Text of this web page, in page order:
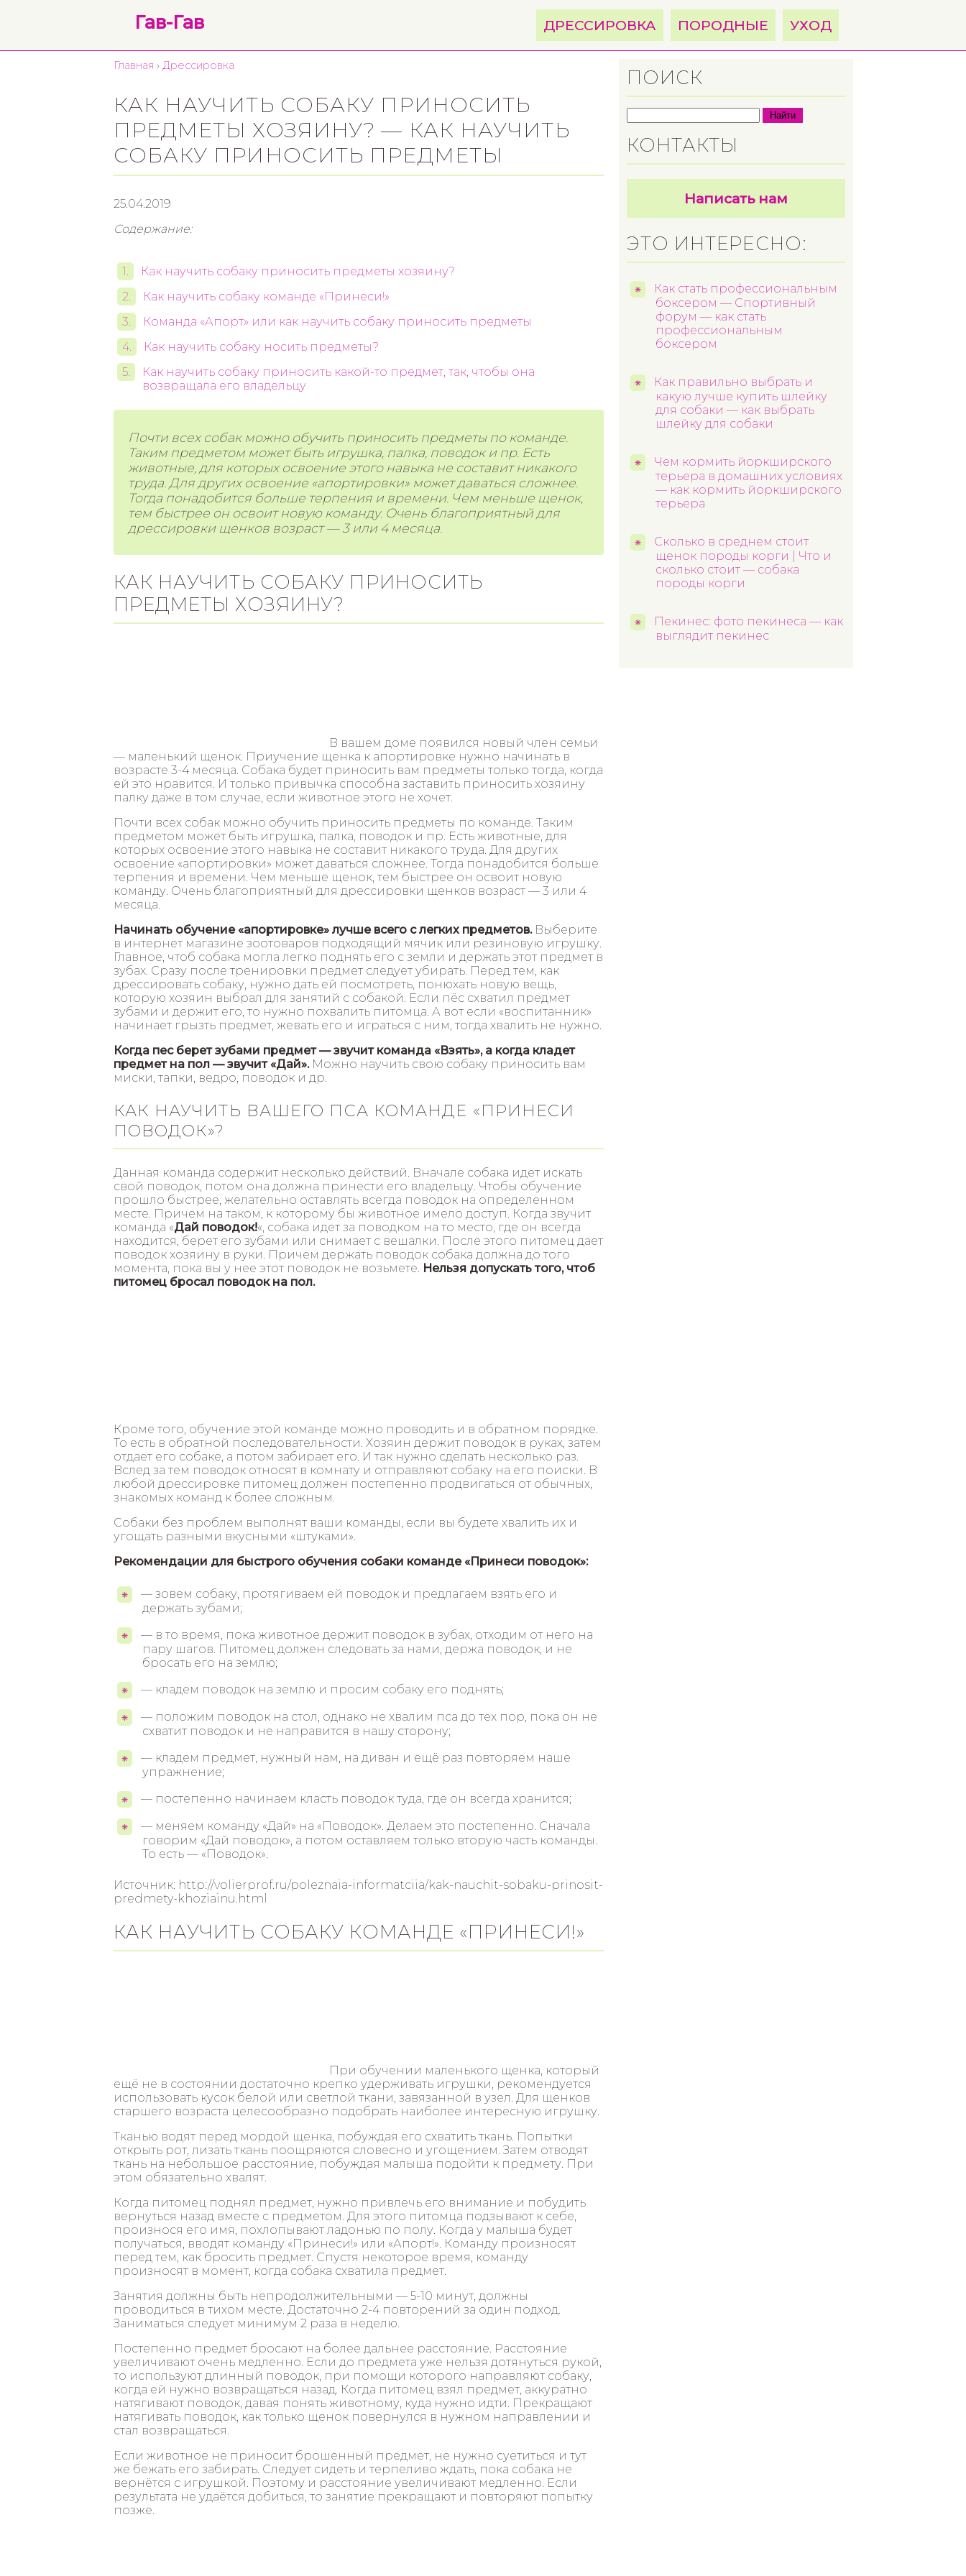
Гав-Гав ДРЕССИРОВКА ПОРОДНЫЕ УХОД
Главная › Дрессировка
КАК НАУЧИТЬ СОБАКУ ПРИНОСИТЬ
ПРЕДМЕТЫ ХОЗЯИНУ? — КАК НАУЧИТЬ
СОБАКУ ПРИНОСИТЬ ПРЕДМЕТЫ
25.04.2019
Содержание:
Как научить собаку приносить предметы хозяину?
Как научить собаку команде «Принеси!»
Команда «Апорт» или как научить собаку приносить предметы
Как научить собаку носить предметы?
Как научить собаку приносить какой-то предмет, так, чтобы она
возвращала его владельцу
Почти всех собак можно обучить приносить предметы по команде.
Таким предметом может быть игрушка, палка, поводок и пр. Есть
животные, для которых освоение этого навыка не составит никакого
труда. Для других освоение «апортировки» может даваться сложнее.
Тогда понадобится больше терпения и времени. Чем меньше щенок,
тем быстрее он освоит новую команду. Очень благоприятный для
дрессировки щенков возраст — 3 или 4 месяца.
КАК НАУЧИТЬ СОБАКУ ПРИНОСИТЬ
ПРЕДМЕТЫ ХОЗЯИНУ?
В вашем доме появился новый член семьи
— маленький щенок. Приучение щенка к апортировке нужно начинать в
возрасте 3-4 месяца. Собака будет приносить вам предметы только тогда, когда
ей это нравится. И только привычка способна заставить приносить хозяину
палку даже в том случае, если животное этого не хочет.
Почти всех собак можно обучить приносить предметы по команде. Таким
предметом может быть игрушка, палка, поводок и пр. Есть животные, для
которых освоение этого навыка не составит никакого труда. Для других
освоение «апортировки» может даваться сложнее. Тогда понадобится больше
терпения и времени. Чем меньше щенок, тем быстрее он освоит новую
команду. Очень благоприятный для дрессировки щенков возраст — 3 или 4
месяца.
Начинать обучение «апортировке» лучше всего с легких предметов.Выберите
в интернет магазине зоотоваров подходящий мячик или резиновую игрушку.
Главное, чтоб собака могла легко поднять его с земли и держать этот предмет в
зубах. Сразу после тренировки предмет следует убирать. Перед тем, как
дрессировать собаку, нужно дать ей посмотреть, понюхать новую вещь,
которую хозяин выбрал для занятий с собакой. Если пёс схватил предмет
зубами и держит его, то нужно похвалить питомца. А вот если «воспитанник»
начинает грызть предмет, жевать его и играться с ним, тогда хвалить не нужно.
Когда пес берет зубами предмет — звучит команда «Взять», а когда кладет
предмет на пол — звучит «Дай».Можно научить свою собаку приносить вам
миски, тапки, ведро, поводок и др.
КАК НАУЧИТЬ ВАШЕГО ПСА КОМАНДЕ «ПРИНЕСИ
ПОВОДОК»?
Данная команда содержит несколько действий. Вначале собака идет искать
свой поводок, потом она должна принести его владельцу. Чтобы обучение
прошло быстрее, желательно оставлять всегда поводок на определенном
месте. Причем на таком, к которому бы животное имело доступ. Когда звучит
команда «Дай поводок!«, собака идет за поводком на то место, где он всегда
находится, берет его зубами или снимает с вешалки. После этого питомец дает
поводок хозяину в руки. Причем держать поводок собака должна до того
момента, пока вы у нее этот поводок не возьмете. Нельзя допускать того, чтоб
питомец бросал поводок на пол.
Кроме того, обучение этой команде можно проводить и в обратном порядке.
То есть в обратной последовательности. Хозяин держит поводок в руках, затем
отдает его собаке, а потом забирает его. И так нужно сделать несколько раз.
Вслед за тем поводок относят в комнату и отправляют собаку на его поиски. В
любой дрессировке питомец должен постепенно продвигаться от обычных,
знакомых команд к более сложным.
Собаки без проблем выполнят ваши команды, если вы будете хвалить их и
угощать разными вкусными «штуками».
Рекомендации для быстрого обучения собаки команде «Принеси поводок»:
— зовем собаку, протягиваем ей поводок и предлагаем взять его и
держать зубами;
— в то время, пока животное держит поводок в зубах, отходим от него на
пару шагов. Питомец должен следовать за нами, держа поводок, и не
бросать его на землю;
— кладем поводок на землю и просим собаку его поднять;
— положим поводок на стол, однако не хвалим пса до тех пор, пока он не
схватит поводок и не направится в нашу сторону;
— кладем предмет, нужный нам, на диван и ещё раз повторяем наше
упражнение;
— постепенно начинаем класть поводок туда, где он всегда хранится;
— меняем команду «Дай» на «Поводок». Делаем это постепенно. Сначала
говорим «Дай поводок», а потом оставляем только вторую часть команды.
То есть — «Поводок».
Источник: http://volierprof.ru/poleznaia-informatciia/kak-nauchit-sobaku-prinosit-
predmety-khoziainu.html
КАК НАУЧИТЬ СОБАКУ КОМАНДЕ «ПРИНЕСИ!»
При обучении маленького щенка, который
ещё не в состоянии достаточно крепко удерживать игрушки, рекомендуется
использовать кусок белой или светлой ткани, завязанной в узел. Для щенков
старшего возраста целесообразно подобрать наиболее интересную игрушку.
Тканью водят перед мордой щенка, побуждая его схватить ткань. Попытки
открыть рот, лизать ткань поощряются словесно и угощением. Затем отводят
ткань на небольшое расстояние, побуждая малыша подойти к предмету. При
этом обязательно хвалят.
Когда питомец поднял предмет, нужно привлечь его внимание и побудить
вернуться назад вместе с предметом. Для этого питомца подзывают к себе,
произнося его имя, похлопывают ладонью по полу. Когда у малыша будет
получаться, вводят команду «Принеси!» или «Апорт!». Команду произносят
перед тем, как бросить предмет. Спустя некоторое время, команду
произносят в момент, когда собака схватила предмет.
Занятия должны быть непродолжительными — 5-10 минут, должны
проводиться в тихом месте. Достаточно 2-4 повторений за один подход.
Заниматься следует минимум 2 раза в неделю.
Постепенно предмет бросают на более дальнее расстояние. Расстояние
увеличивают очень медленно. Если до предмета уже нельзя дотянуться рукой,
то используют длинный поводок, при помощи которого направляют собаку,
когда ей нужно возвращаться назад. Когда питомец взял предмет, аккуратно
натягивают поводок, давая понять животному, куда нужно идти. Прекращают
натягивать поводок, как только щенок повернулся в нужном направлении и
стал возвращаться.
Если животное не приносит брошенный предмет, не нужно суетиться и тут
же бежать его забирать. Следует сидеть и терпеливо ждать, пока собака не
вернётся с игрушкой. Поэтому и расстояние увеличивают медленно. Если
результата не удаётся добиться, то занятие прекращают и повторяют попытку
позже.
ПОИСК
Найти
КОНТАКТЫ
Написать нам
ЭТО ИНТЕРЕСНО:
Как стать профессиональным
боксером — Спортивный
форум — как стать
профессиональным
боксером
Как правильно выбрать и
какую лучше купить шлейку
для собаки — как выбрать
шлейку для собаки
Чем кормить йоркширского
терьера в домашних условиях
— как кормить йоркширского
терьера
Сколько в среднем стоит
щенок породы корги | Что и
сколько стоит — собака
породы корги
Пекинес: фото пекинеса — как
выглядит пекинес